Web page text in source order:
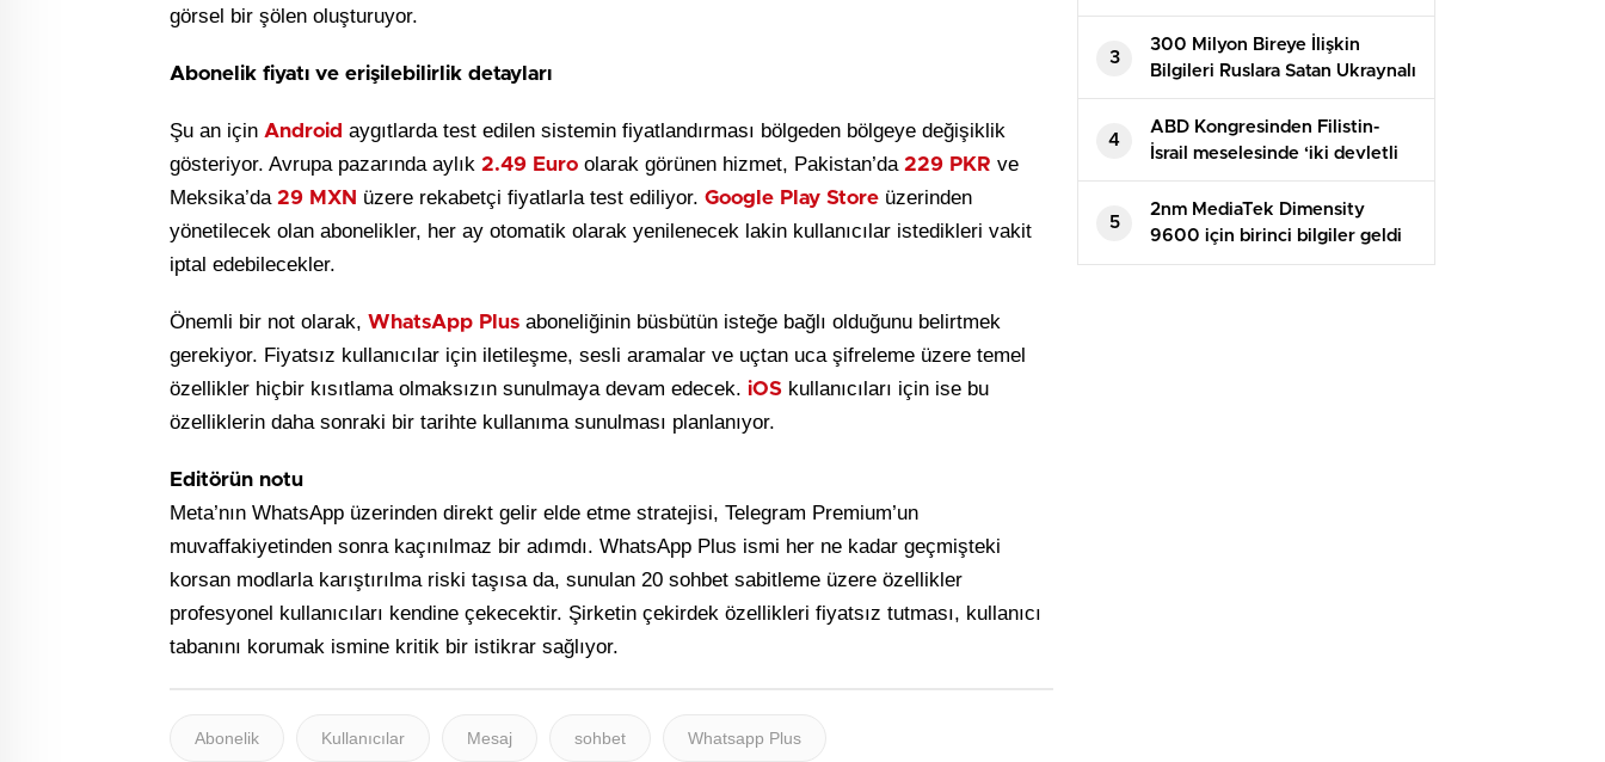
görsel bir şölen oluşturuyor.
Abonelik fiyatı ve erişilebilirlik detayları
Şu an için Android aygıtlarda test edilen sistemin fiyatlandırması bölgeden bölgeye değişiklik
gösteriyor. Avrupa pazarında aylık 2.49 Euro olarak görünen hizmet, Pakistan’da 229 PKR ve
Meksika’da 29 MXN üzere rekabetçi fiyatlarla test ediliyor. Google Play Store üzerinden
yönetilecek olan abonelikler, her ay otomatik olarak yenilenecek lakin kullanıcılar istedikleri vakit
iptal edebilecekler.
Önemli bir not olarak, WhatsApp Plus aboneliğinin büsbütün isteğe bağlı olduğunu belirtmek
gerekiyor. Fiyatsız kullanıcılar için iletileşme, sesli aramalar ve uçtan uca şifreleme üzere temel
özellikler hiçbir kısıtlama olmaksızın sunulmaya devam edecek. iOS kullanıcıları için ise bu
özelliklerin daha sonraki bir tarihte kullanıma sunulması planlanıyor.
Editörün notu
Meta’nın WhatsApp üzerinden direkt gelir elde etme stratejisi, Telegram Premium’un
muvaffakiyetinden sonra kaçınılmaz bir adımdı. WhatsApp Plus ismi her ne kadar geçmişteki
korsan modlarla karıştırılma riski taşısa da, sunulan 20 sohbet sabitleme üzere özellikler
profesyonel kullanıcıları kendine çekecektir. Şirketin çekirdek özellikleri fiyatsız tutması, kullanıcı
tabanını korumak ismine kritik bir istikrar sağlıyor.
Abonelik Kullanıcılar Mesaj sohbet Whatsapp Plus
Gösterecek
3
300 Milyon Bireye İlişkin
Bilgileri Ruslara Satan Ukraynalı
Hacker Tutuklandı
4
ABD Kongresinden Filistin-
İsrail meselesinde ‘iki devletli
çözüme’ destek
5
2nm MediaTek Dimensity
9600 için birinci bilgiler geldi